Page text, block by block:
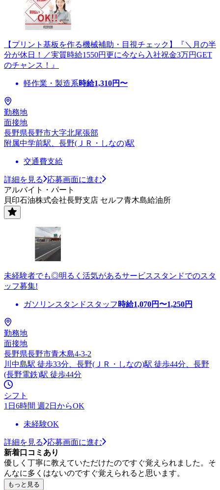
【プリント基板を作る機械補助・目視チェック】『＼月の半
分が休日！／実質時給1550円更に今なら入社祝金3万円GET
のチャンス！』
軽作業・製造系時給1,310円〜
勤務地
面接地
長野県長野市大字北尾張部
附属中学前駅、長野(ＪＲ・しなの)駅
交通費支給
詳細を見る
応募画面に進む
アルバイト・パート
貝印石油株式会社長野支店 セルフ青木島給油所
未経験者でも◎明るく活気があるサービススタンドでのスタ
ッフ募集!
ガソリンスタンドスタッフ 時給1,070円〜1,250円
勤務地
面接地
長野県長野市青木島4-3-2
川中島駅 徒歩33分、長野(ＪＲ・しなの)駅 徒歩44分、長野
(長野電鉄)駅 徒歩44分
シフト
1日6時間 週2日からOK
未経験OK
詳細を見る
応募画面に進む
新着口コミあり
優しく丁寧に教えていただけたのですぐ覚えられました。そ
んなに多くはないのですぐ覚えられると思います。
もっと見る